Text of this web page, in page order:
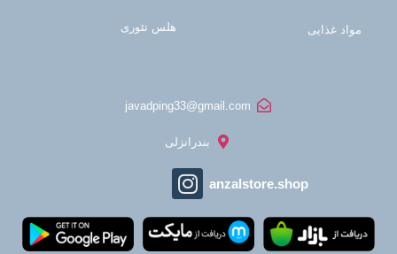
مواد غذایی هلس تئوری
javadping33@gmail.com
بندرانزلی
anzalstore.shop